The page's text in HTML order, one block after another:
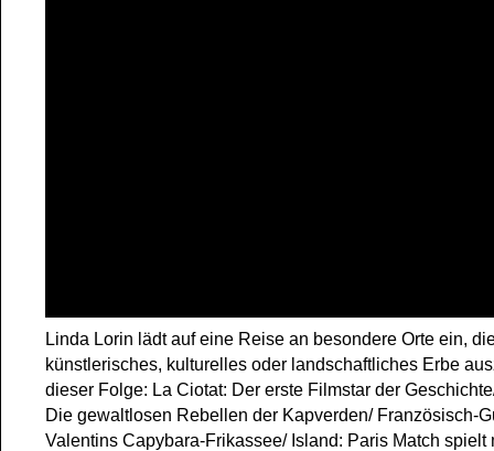
Linda Lorin lädt auf eine Reise an besondere Orte ein,
künstlerisches, kulturelles oder landschaftliches Erbe
dieser Folge: La Ciotat: Der erste Filmstar der
Die gewaltlosen Rebellen der Kapverden/ Französisch-
Valentins Capybara-Frikassee/ Island: Paris Match spielt